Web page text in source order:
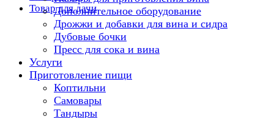
Товар для дачи
Дополнительное оборудование
Дрожжи и добавки для вина и сидра
Дубовые бочки
Пресс для сока и вина
Услуги
Приготовление пищи
Коптильни
Самовары
Тандыры